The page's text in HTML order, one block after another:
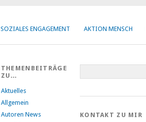
SOZIALES ENGAGEMENT AKTION MENSCH
THEMENBEITRÄGE
ZU…
Aktuelles
Allgemein
Autoren News
KONTAKT ZU MIR